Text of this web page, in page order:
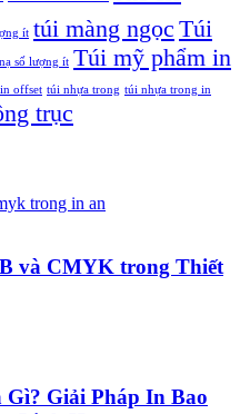
ít túi màng ngọc Túi
số lượng ít Túi mỹ phẩm in
offset túi nhựa trong túi nhựa trong in
trục
và CMYK trong Thiết
Giải Pháp In Bao